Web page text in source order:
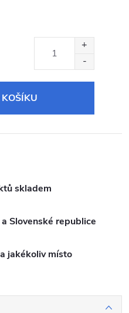
skladem
Slovenské republice
jakékoliv místo